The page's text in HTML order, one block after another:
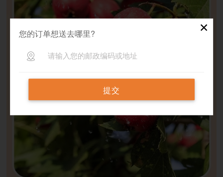
您的订单想送去哪里? ✕
提交